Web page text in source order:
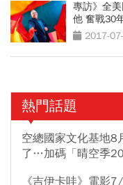
專訪》全
他 奮戰30
會 2017-
熱門話題
空總國家文化基地8
了…加碼「晴空季
《吉伊卡哇》電影